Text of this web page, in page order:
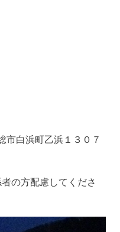
市白浜町乙浜１３０７
の方配慮してくださ